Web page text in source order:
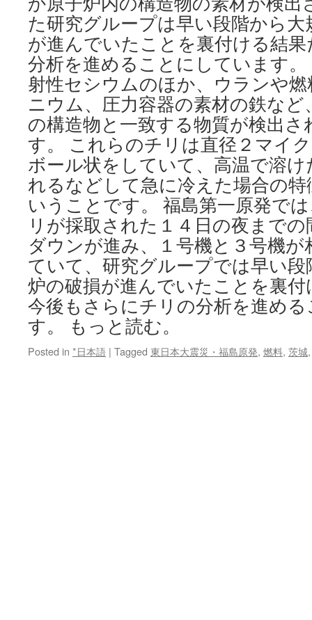
た研究グループは早い段階から
が進んでいたことを裏付ける結
分析を進めることにしています
射性セシウムのほか、ウランや
ニウム、圧力容器の素材の鉄など
の構造物と一致する物質が検出
す。 これらのチリは直径２マイ
ボール状をしていて、高温で溶
れるなどして急に冷えた場合の
いうことです。 福島第一原発で
リが採取された１４日の夜まで
ダウンが進み、１号機と３号機
ていて、研究グループでは早い
炉の破損が進んでいたことを裏
今後もさらにチリの分析を進め
す。 もっと読む。
Posted in *日本語 | Tagged 東日本大震災・福島原発, 燃料, 茨城